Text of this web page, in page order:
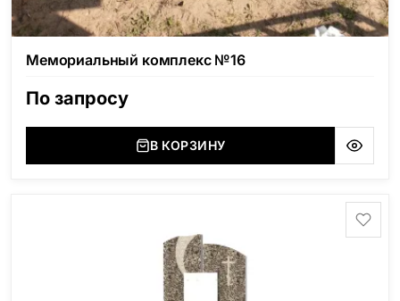
Мемориальный комплекс №16
По запросу
В КОРЗИНУ